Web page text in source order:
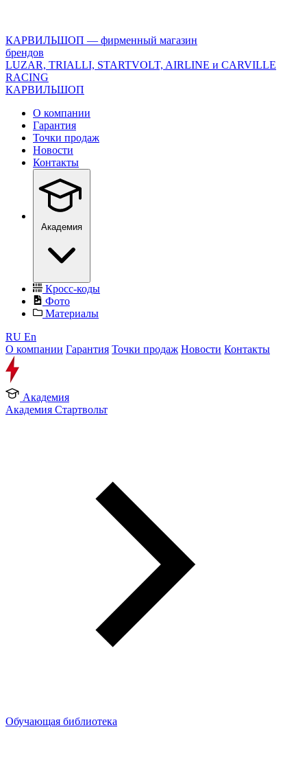
version="1.0"
encoding="utf-
8"?
>
КАРВИЛЬШОП — фирменный магазин
брендов
LUZAR, TRIALLI, STARTVOLT, AIRLINE и CARVILLE
RACING
КАРВИЛЬШОП
О компании
Гарантия
Точки продаж
Новости
Контакты
Академия
Кросс-коды
Фото
Материалы
RU En
О компании Гарантия Точки продаж Новости Контакты
Академия
Академия Стартвольт
Обучающая библиотека